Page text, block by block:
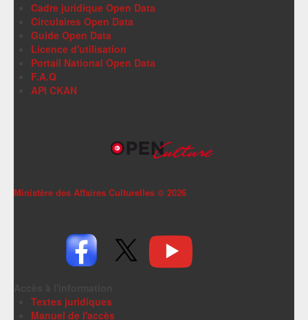
Cadre juridique Open Data
Circulaires Open Data
Guide Open Data
Licence d'utilisation
Portail National Open Data
F.A.Q
API CKAN
Ministère des Affaires Culturelles © 2026
Textes juridiques
Manuel de l'accès